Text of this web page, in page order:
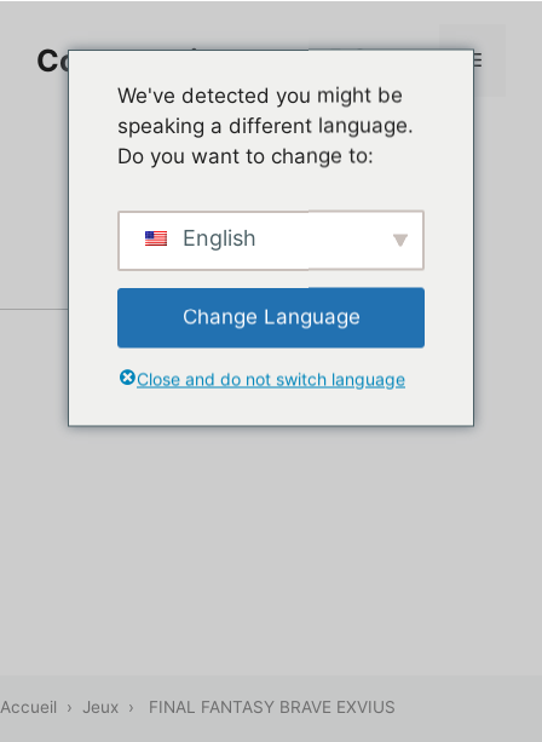
contenuComment jouer sur PC Menu
Accueil › Jeux › FINAL FANTASY BRAVE EXVIUS
We've detected you might be
speaking a different language.
Do you want to change to:
English
Change Language
Close and do not switch language